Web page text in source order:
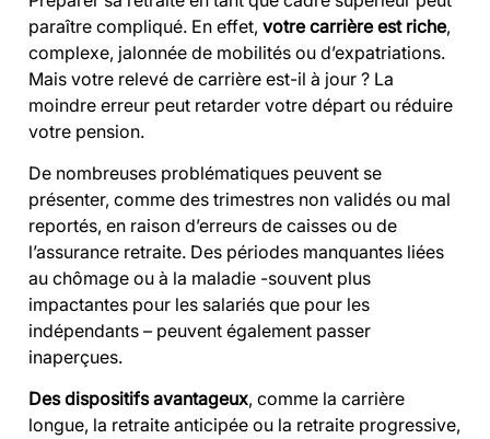
paraître compliqué. En effet, votre carrière est riche,
complexe, jalonnée de mobilités ou d’expatriations.
Mais votre relevé de carrière est-il à jour ? La
moindre erreur peut retarder votre départ ou réduire
votre pension.
De nombreuses problématiques peuvent se
présenter, comme des trimestres non validés ou mal
reportés, en raison d’erreurs de caisses ou de
l’assurance retraite. Des périodes manquantes liées
au chômage ou à la maladie -souvent plus
impactantes pour les salariés que pour les
indépendants – peuvent également passer
inaperçues.
Des dispositifs avantageux, comme la carrière
longue, la retraite anticipée ou la retraite progressive,